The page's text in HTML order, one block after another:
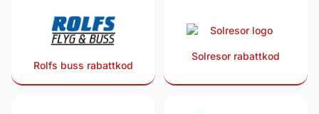
Rolfs buss rabattkod
Solresor rabattkod